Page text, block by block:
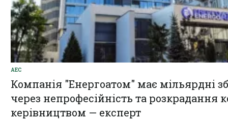
АЕС
Компанія "Енергоатом" має мільярдні
через непрофесійність та розкрадання
керівництвом — експерт